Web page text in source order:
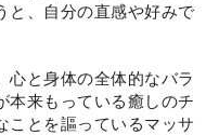
と、自分の直感や好みで
心と身体の全体的なバラ
本来もっている癒しのチ
ことを謳っているマッサ